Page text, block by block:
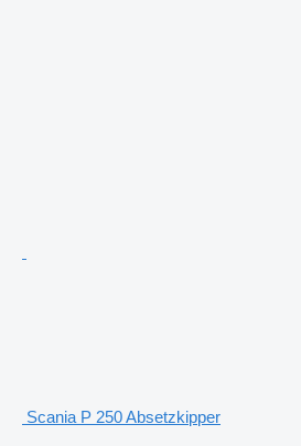
Scania P 250 Absetzkipper